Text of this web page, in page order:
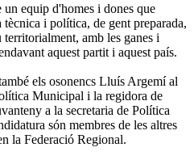
un equip d'homes i dones que
i política, de gent preparada,
amb les ganes i
aquest partit i aquest país.
els osonencs Lluís Argemí al
Municipal i la regidora de
a la secretaria de Política
són membres de les altres
la Federació Regional.